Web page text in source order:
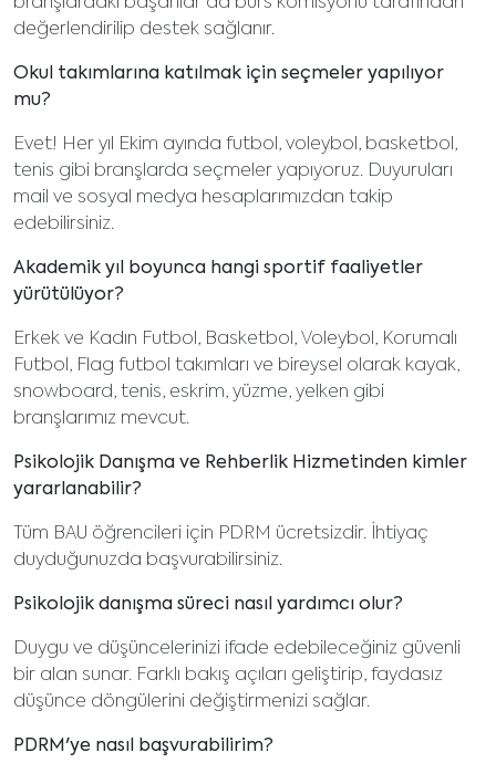
değerlendirilip destek sağlanır.
Okul takımlarına katılmak için seçmeler yapılıyor
mu?
Evet! Her yıl Ekim ayında futbol, voleybol, basketbol,
tenis gibi branşlarda seçmeler yapıyoruz. Duyuruları
mail ve sosyal medya hesaplarımızdan takip
edebilirsiniz.
Akademik yıl boyunca hangi sportif faaliyetler
yürütülüyor?
Erkek ve Kadın Futbol, Basketbol, Voleybol, Korumalı
Futbol, Flag futbol takımları ve bireysel olarak kayak,
snowboard, tenis, eskrim, yüzme, yelken gibi
branşlarımız mevcut.
Psikolojik Danışma ve Rehberlik Hizmetinden kimler
yararlanabilir?
Tüm BAU öğrencileri için PDRM ücretsizdir. İhtiyaç
duyduğunuzda başvurabilirsiniz.
Psikolojik danışma süreci nasıl yardımcı olur?
Duygu ve düşüncelerinizi ifade edebileceğiniz güvenli
bir alan sunar. Farklı bakış açıları geliştirip, faydasız
düşünce döngülerini değiştirmenizi sağlar.
PDRM'ye nasıl başvurabilirim?